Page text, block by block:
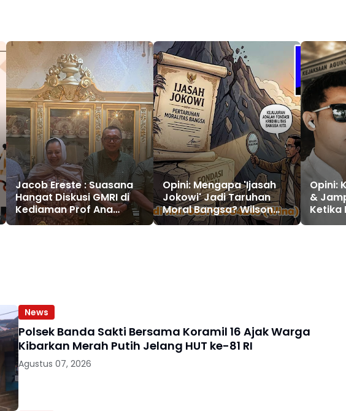
Jacob Ereste : Suasana
Hangat Diskusi GMRI di
Kediaman Prof Ana
Mariana, Dihadiri Sederet
Opini: Mengapa 'Ijasah
Jokowi' Jadi Taruhan
Moral Bangsa? Wilson
Lalengke Bawa Plato dan
Opini:
&
Ketika
News
Polsek Banda Sakti Bersama Koramil 16 Ajak Warga
Kibarkan Merah Putih Jelang HUT ke-81 RI
Agustus 07, 2026